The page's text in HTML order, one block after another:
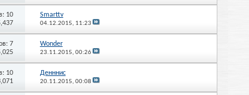
10
Smarttv
04.12.2015, 11:23
7
Wonder
23.11.2015, 00:26
10
Денннис
20.11.2015, 00:08